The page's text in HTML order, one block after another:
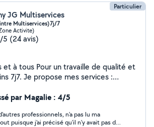
Particulier
JG Multiservices
Multiservices)7j/7
Activite)
5 (24 avis)
et à tous Pour un travaille de qualité et
7j7. Je propose mes services :
d'informations ou également un devis
o6 47 82 43 o4 .
par Magalie : 4/5
professionnels, n'a pas lu ma
puisque j'ai précisé qu'il n'y avait pas de